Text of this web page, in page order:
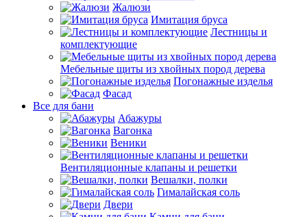
Жалюзи
Имитация бруса
Лестницы и
комплектующие
Мебельные щиты из хвойных пород дерева
Погонажные изделья
Фасад
Все для бани
Абажуры
Вагонка
Веники
Вентиляционные клапаны и решетки
Вешалки, полки
Гималайская соль
Двери